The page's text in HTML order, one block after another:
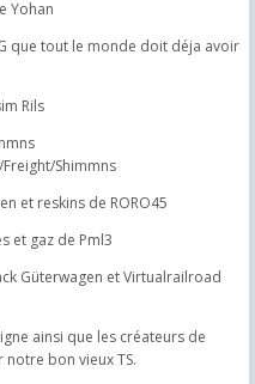
Yohan
le monde doit déja avoir
Rils
Shimmns
de RORO45
de Pml3
Güterwagen et Virtualrailroad
ainsi que les créateurs de
bon vieux TS.